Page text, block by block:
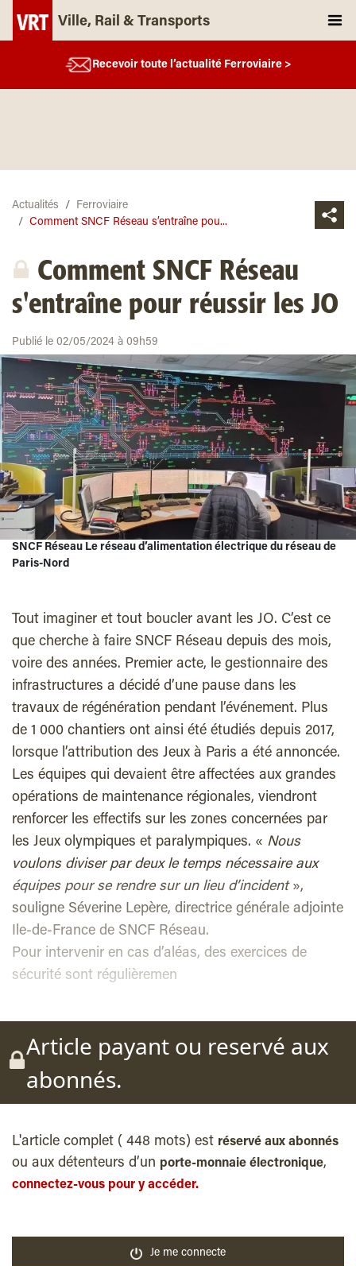
Ville, Rail & Transports
Recevoir toute l’actualité Ferroviaire >
Actualités
Ferroviaire
Comment SNCF Réseau s’entraîne pou...
Comment SNCF Réseau
s'entraîne pour réussir les JO
Publié le 02/05/2024 à 09h59
SNCF Réseau Le réseau d’alimentation électrique du réseau de
Paris-Nord
Tout imaginer et tout boucler avant les JO. C’est ce
que cherche à faire SNCF Réseau depuis des mois,
voire des années. Premier acte, le gestionnaire des
infrastructures a décidé d’une pause dans les
travaux de régénération pendant l’événement. Plus
de 1 000 chantiers ont ainsi été étudiés depuis 2017,
lorsque l’attribution des Jeux à Paris a été annoncée.
Les équipes qui devaient être affectées aux grandes
opérations de maintenance régionales, viendront
renforcer les effectifs sur les zones concernées par
les Jeux olympiques et paralympiques. « Nous
voulons diviser par deux le temps nécessaire aux
équipes pour se rendre sur un lieu d’incident»,
souligne Séverine Lepère, directrice générale adjointe
Ile-de-France de SNCF Réseau.
Pour intervenir en cas d’aléas, des exercices de
sécurité sont régulièremen
Article payant ou reservé aux
abonnés.
L'article complet ( 448 mots) est réservé aux abonnés
ou aux détenteurs d’un porte-monnaie électronique,
connectez-vous pour y accéder.
Je me connecte